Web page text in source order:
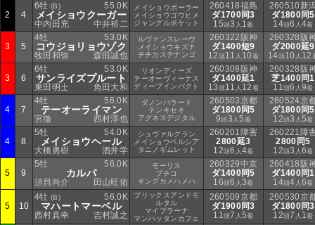
2 4
55.0K
6牡 (B)
メイショウクーガー
中内田充 中井裕二
メイショウボーラー
メイショウゴウヒメ
ジャングルポケット
260418福島
ダ1700同3
15頭3 人 1着
260510新
ダ1800同5
14頭6 人4着
3 5
53.0K
4牡
コウジョリョウゾク
牧田和弥 森田誠也
ルヴァンスレーヴ
メイショウキズナ
チチカステナンゴ
260322阪神
ダ1400短9
12 頭11 人 10 着
260328阪
ダ2000延9
14頭10 人 12
3 6
53.0K
6牡
サンライズプルート
東田明士 角田大和
リオンディーズ
テーオーヴィーナス
ディープインパクト
260308阪神
ダ1400延1
13 頭11 人 12 着
260328阪
芝1400同1
11頭6 人9着
4 7
56.0K
4牡
テーオーライマン
宮徹 西村淳也
ダノンバラード
テンキセキ
アグネスデジタル
260503京都
ダ1800同5
9頭3 人5 着
260524京
ダ1800同5
12頭3 人5着
4 8
54.0K
5牡
メイショウヘール
大橋勇樹 酒井学
シュヴァルグラン
メイショウベルシア
タニノギムレット
260201障害
2800延3
12頭6 人4着
260221障
2800同5
12頭3 人6着
5 9
56.0K
5牡
カルパ
須貝尚介 田山旺佑
モーリス
ブチコ
キングカメハメハ
260329中京
ダ1400同5
16頭6 人3着
260418阪
ダ1400同1
14頭4 人6着
5 10
56.0K
4牡 (B)
マハートマーベル
西村真幸 吉村誠之
ブリックスアンドモ
ルタル
マイプラーナ
マンハッタンカフェ
260509京都
ダ1900同3
11頭7 人5着
260530京
ダ1800同3
12頭7 人 1着